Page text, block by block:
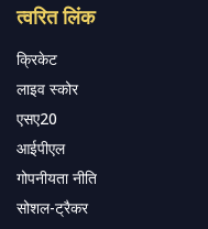
त्वरित लिंक
क्रिकेट
लाइव स्कोर
एसए20
आईपीएल
गोपनीयता नीति
सोशल-ट्रैकर